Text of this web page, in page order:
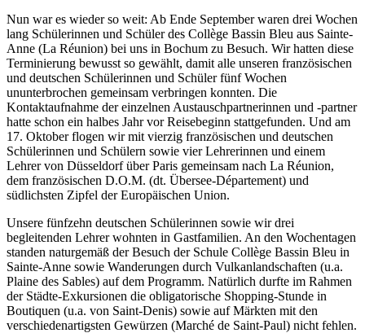
Nun war es wieder so weit: Ab Ende September waren drei Wochen
lang Schülerinnen und Schüler des Collège Bassin Bleu aus Sainte-
Anne (La Réunion) bei uns in Bochum zu Besuch. Wir hatten diese
Terminierung bewusst so gewählt, damit alle unseren französischen
und deutschen Schülerinnen und Schüler fünf Wochen
ununterbrochen gemeinsam verbringen konnten. Die
Kontaktaufnahme der einzelnen Austauschpartnerinnen und -partner
hatte schon ein halbes Jahr vor Reisebeginn stattgefunden. Und am
17. Oktober flogen wir mit vierzig französischen und deutschen
Schülerinnen und Schülern sowie vier Lehrerinnen und einem
Lehrer von Düsseldorf über Paris gemeinsam nach La Réunion,
dem französischen D.O.M. (dt. Übersee-Département) und
südlichsten Zipfel der Europäischen Union.
Unsere fünfzehn deutschen Schülerinnen sowie wir drei
begleitenden Lehrer wohnten in Gastfamilien. An den Wochentagen
standen naturgemäß der Besuch der Schule Collège Bassin Bleu in
Sainte-Anne sowie Wanderungen durch Vulkanlandschaften (u.a.
Plaine des Sables) auf dem Programm. Natürlich durfte im Rahmen
der Städte-Exkursionen die obligatorische Shopping-Stunde in
Boutiquen (u.a. von Saint-Denis) sowie auf Märkten mit den
verschiedenartigsten Gewürzen (Marché de Saint-Paul) nicht fehlen.